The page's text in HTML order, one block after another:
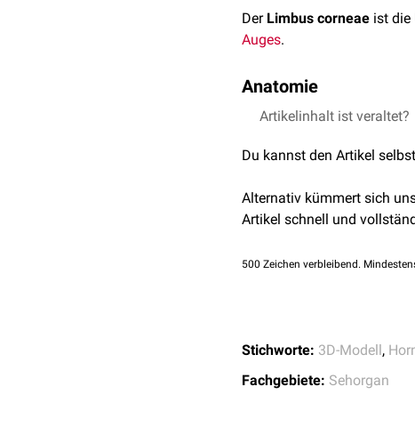
Der Limbus corneae ist die
Auges.
Anatomie
Der Limbus ist ein ca.
legen.
spielt.
Epithelerneuerung
Artikelinhalt ist veraltet?
Du kannst den Artikel
Alternativ kümmert sich
Artikel schnell und
500 Zeichen verbleibend.
Stichworte: 3D-Modell,
Fachgebiete: Sehorgan